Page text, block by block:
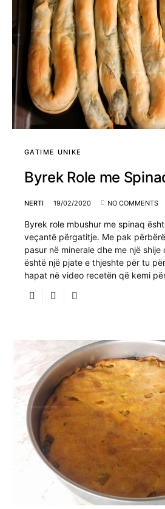
GATIME UNIKE
Byrek Role me
NERTI 19/02/2020 NO COMMENTS
Byrek role mbushur me spinaq
veçantë përgatitje. Me pak
pasur në minerale dhe me një
është një pjate e thjeshte për tu
hapat në video recetën që kemi